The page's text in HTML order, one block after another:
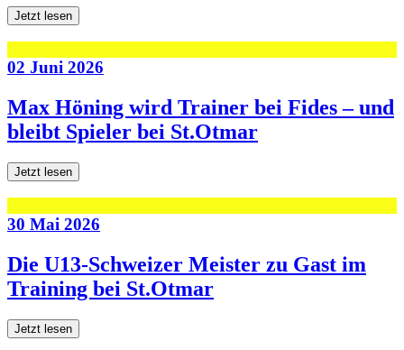
Jetzt lesen
02 Juni 2026
Max Höning wird Trainer bei Fides – und
bleibt Spieler bei St.Otmar
Jetzt lesen
30 Mai 2026
Die U13-Schweizer Meister zu Gast im
Training bei St.Otmar
Jetzt lesen